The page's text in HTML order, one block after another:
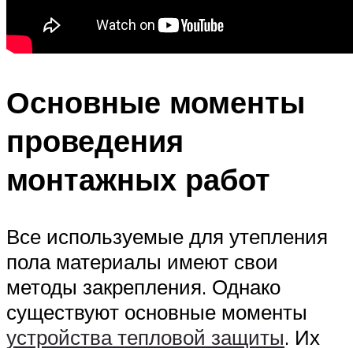
Основные моменты
проведения
монтажных работ
Все используемые для утепления
пола материалы имеют свои
методы закрепления. Однако
существуют основные моменты
устройства тепловой защиты. Их